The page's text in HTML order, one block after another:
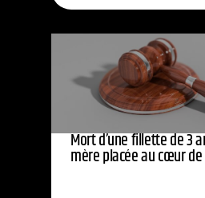
Mort d’une fillette de 3
mère placée au cœur de